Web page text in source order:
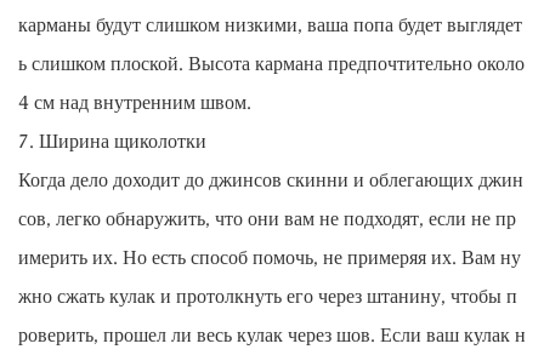
карманы будут слишком низкими, ваша попа будет выглядет
ь слишком плоской. Высота кармана предпочтительно около
4 см над внутренним швом.
7. Ширина щиколотки
Когда дело доходит до джинсов скинни и облегающих джин
сов, легко обнаружить, что они вам не подходят, если не пр
имерить их. Но есть способ помочь, не примеряя их. Вам ну
жно сжать кулак и протолкнуть его через штанину, чтобы п
роверить, прошел ли весь кулак через шов. Если ваш кулак н